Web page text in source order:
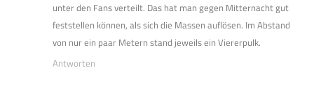
unter den Fans verteilt. Das hat man gegen Mitternacht gut
feststellen können, als sich die Massen auflösen. Im Abstand
von nur ein paar Metern stand jeweils ein Viererpulk.
Antworten